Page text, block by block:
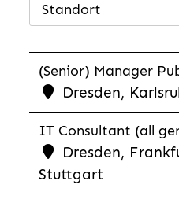
Standort
(Senior) Manager
Dresden,
IT Consultant (all
Dresden,
Stuttgart